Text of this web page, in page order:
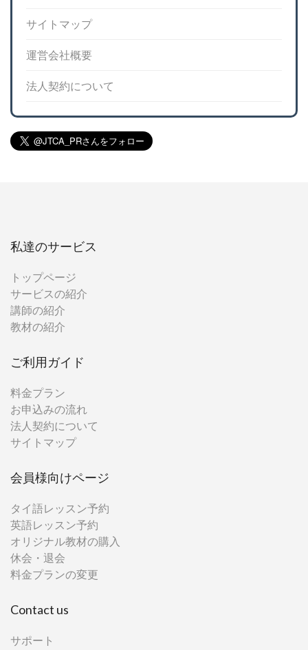
サイトマップ
運営会社概要
法人契約について
私達のサービス
トップページ
サービスの紹介
講師の紹介
教材の紹介
ご利用ガイド
料金プラン
お申込みの流れ
法人契約について
サイトマップ
会員様向けページ
タイ語レッスン予約
英語レッスン予約
オリジナル教材の購入
休会・退会
料金プランの変更
Contact us
サポート